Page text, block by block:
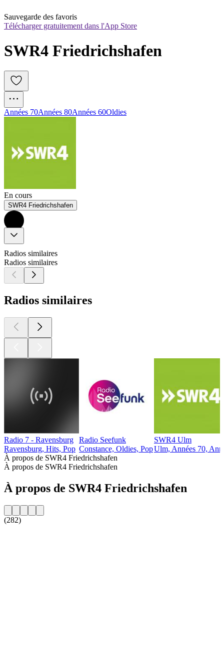
Sauvegarde des favoris
Télécharger gratuitement dans l'App Store
SWR4 Friedrichshafen
Années 70Années 80Années 60Oldies
En cours
SWR4 Friedrichshafen
Radios similaires
Radios similaires
Radios similaires
Radio 7 - Ravensburg
Ravensburg, Hits, Pop
Radio Seefunk
Constance, Oldies, Pop
SWR4 Ulm
Ulm, Années 70,
À propos de SWR4 Friedrichshafen
À propos de SWR4 Friedrichshafen
À propos de SWR4 Friedrichshafen
(282)